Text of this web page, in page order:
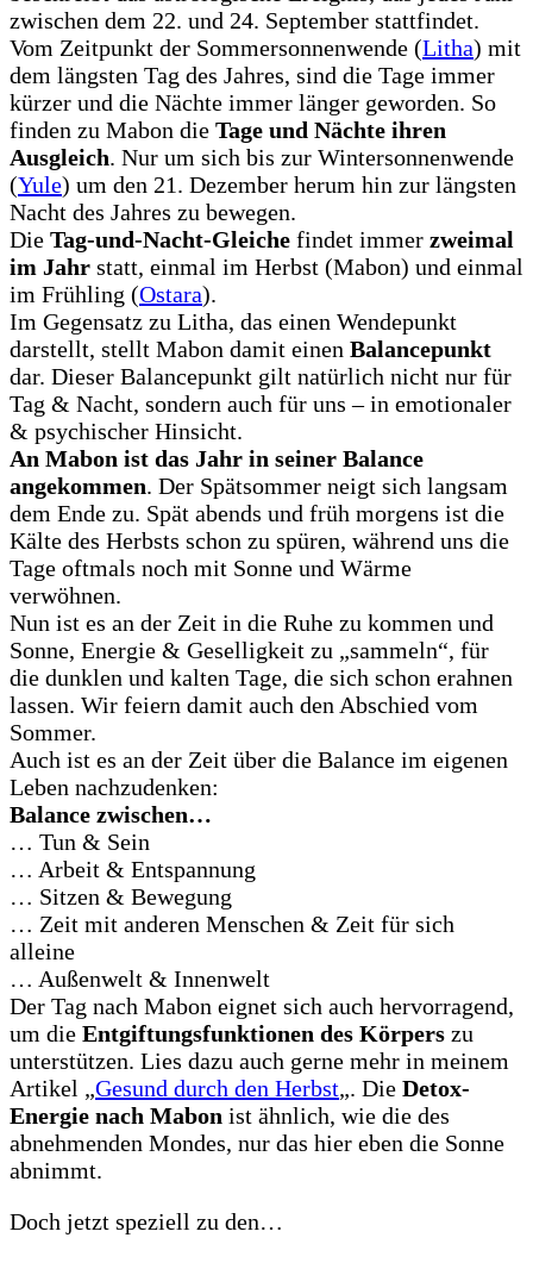
zwischen dem 22. und 24. September stattfindet.
Vom Zeitpunkt der Sommersonnenwende (Litha) mit
dem längsten Tag des Jahres, sind die Tage immer
kürzer und die Nächte immer länger geworden. So
finden zu Mabon die Tage und Nächte ihren
Ausgleich. Nur um sich bis zur Wintersonnenwende
(Yule) um den 21. Dezember herum hin zur längsten
Nacht des Jahres zu bewegen.
Die Tag-und-Nacht-Gleiche findet immer zweimal
im Jahr statt, einmal im Herbst (Mabon) und einmal
im Frühling (Ostara).
Im Gegensatz zu Litha, das einen Wendepunkt
darstellt, stellt Mabon damit einen Balancepunkt
dar. Dieser Balancepunkt gilt natürlich nicht nur für
Tag & Nacht, sondern auch für uns – in emotionaler
& psychischer Hinsicht.
An Mabon ist das Jahr in seiner Balance
angekommen. Der Spätsommer neigt sich langsam
dem Ende zu. Spät abends und früh morgens ist die
Kälte des Herbsts schon zu spüren, während uns die
Tage oftmals noch mit Sonne und Wärme
verwöhnen.
Nun ist es an der Zeit in die Ruhe zu kommen und
Sonne, Energie & Geselligkeit zu „sammeln“, für
die dunklen und kalten Tage, die sich schon erahnen
lassen. Wir feiern damit auch den Abschied vom
Sommer.
Auch ist es an der Zeit über die Balance im eigenen
Leben nachzudenken:
Balance zwischen…
… Tun & Sein
… Arbeit & Entspannung
… Sitzen & Bewegung
… Zeit mit anderen Menschen & Zeit für sich
alleine
… Außenwelt & Innenwelt
Der Tag nach Mabon eignet sich auch hervorragend,
um die Entgiftungsfunktionen des Körpers zu
unterstützen. Lies dazu auch gerne mehr in meinem
Artikel „Gesund durch den Herbst„. Die Detox-
Energie nach Mabon ist ähnlich, wie die des
abnehmenden Mondes, nur das hier eben die Sonne
abnimmt.
Doch jetzt speziell zu den…